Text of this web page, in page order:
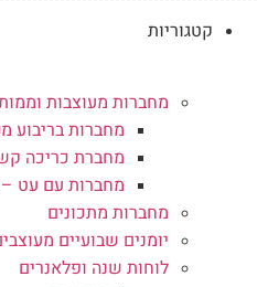
קטגוריות
מחברות מעוצבות
מחברות בריבוע
מחברת כריכה
מחברות עם עט –
מחברות מתכונים
יומנים שבועיים
לוחות שנה ופלאנרים